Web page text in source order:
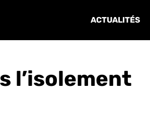
ACTUALITÉS
l’isolement